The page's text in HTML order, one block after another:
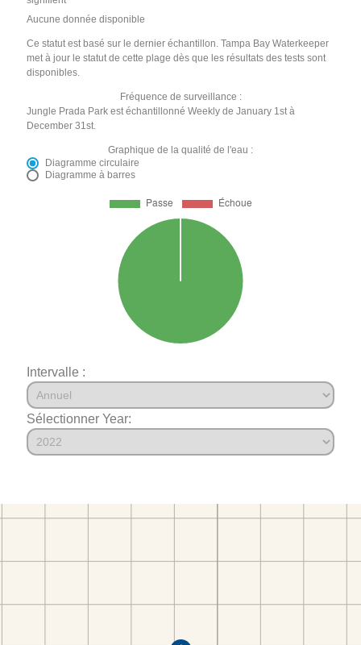
Aucune donnée disponible
Ce statut est basé sur le dernier échantillon. Tampa Bay Waterkeeper
met à jour le statut de cette plage dès que les résultats des tests sont
disponibles.
Fréquence de surveillance :
Jungle Prada Park est échantillonné Weekly de January 1st à
December 31st.
Graphique de la qualité de l'eau :
Diagramme circulaire
Diagramme à barres
Intervalle :
Sélectionner Year: